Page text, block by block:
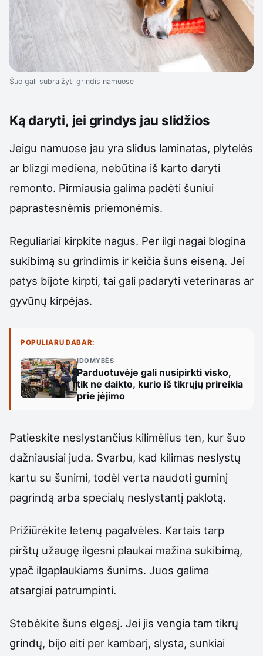
Šuo gali subraižyti grindis namuose
Ką daryti, jei grindys jau slidžios
Jeigu namuose jau yra slidus laminatas, plytelės
ar blizgi mediena, nebūtina iš karto daryti
remonto. Pirmiausia galima padėti šuniui
paprastesnėmis priemonėmis.
Reguliariai kirpkite nagus. Per ilgi nagai blogina
sukibimą su grindimis ir keičia šuns eiseną. Jei
patys bijote kirpti, tai gali padaryti veterinaras ar
gyvūnų kirpėjas.
POPULIARU DABAR:
ĮDOMYBĖS
Parduotuvėje gali nusipirkti visko,
tik ne daikto, kurio iš tikrųjų prireikia
prie įėjimo
Patieskite neslystančius kilimėlius ten, kur šuo
dažniausiai juda. Svarbu, kad kilimas neslystų
kartu su šunimi, todėl verta naudoti guminį
pagrindą arba specialų neslystantį paklotą.
Prižiūrėkite letenų pagalvėles. Kartais tarp
pirštų užaugę ilgesni plaukai mažina sukibimą,
ypač ilgaplaukiams šunims. Juos galima
atsargiai patrumpinti.
Stebėkite šuns elgesį. Jei jis vengia tam tikrų
grindų, bijo eiti per kambarį, slysta, sunkiai